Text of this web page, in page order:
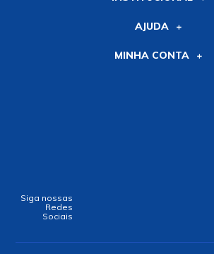
AJUDA
MINHA CONTA
Siga nossas
Redes
Sociais